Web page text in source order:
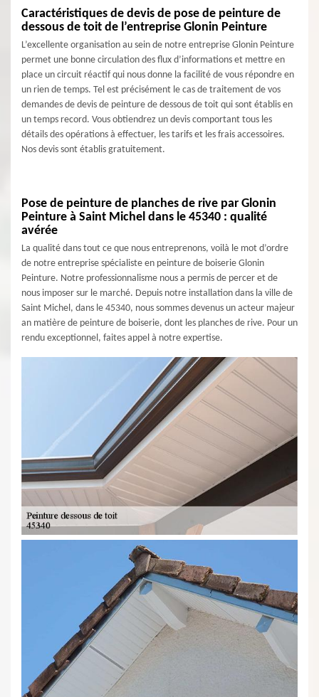
Caractéristiques de devis de pose de peinture de
dessous de toit de l’entreprise Glonin Peinture
L’excellente organisation au sein de notre entreprise Glonin Peinture
permet une bonne circulation des flux d’informations et mettre en
place un circuit réactif qui nous donne la facilité de vous répondre en
un rien de temps. Tel est précisément le cas de traitement de vos
demandes de devis de peinture de dessous de toit qui sont établis en
un temps record. Vous obtiendrez un devis comportant tous les
détails des opérations à effectuer, les tarifs et les frais accessoires.
Nos devis sont établis gratuitement.
Pose de peinture de planches de rive par Glonin
Peinture à Saint Michel dans le 45340 : qualité
avérée
La qualité dans tout ce que nous entreprenons, voilà le mot d’ordre
de notre entreprise spécialiste en peinture de boiserie Glonin
Peinture. Notre professionnalisme nous a permis de percer et de
nous imposer sur le marché. Depuis notre installation dans la ville de
Saint Michel, dans le 45340, nous sommes devenus un acteur majeur
an matière de peinture de boiserie, dont les planches de rive. Pour un
rendu exceptionnel, faites appel à notre expertise.